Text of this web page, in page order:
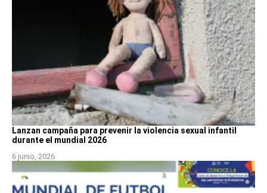
Lanzan campaña para prevenir la violencia sexual infantil
durante el mundial 2026
6 junio, 2026